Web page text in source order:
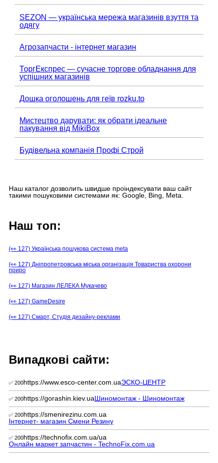
SEZON — українська мережа магазинів взуття та
одягу
Агрозапчасти - інтернет магазин
ТоргЕкспрес — сучасне торгове обладнання для
успішних магазинів
Дошка оголошень для геїв rozku.to
Мистецтво дарувати: як обрати ідеальне
пакування від MikiBox
Будівельна компанія Профі Строй
Наш каталог дозволить швидше проіндексувати ваш сайт
такими пошуковими системами як: Google, Bing, Meta.
Наш топ:
(👀 127) Українська пошукова система meta
(👀 127) Дніпропетровська міська організація Товариства охорони
приро
(👀 127) Магазин ЛЕЛЕКА Мукачево
(👀 127) GameDesire
(👀 127) Смарт, Студія дизайну-реклами
Випадкові сайти:
✅ 200https://www.esco-center.com.uaЭСКО-ЦЕНТР
✅ 200https://gorashin.kiev.uaШиномонтаж - Шиномонтаж
✅ 200https://smenirezinu.com.ua
Інтернет- магазин Смени Резину
✅ 200https://technofix.com.ua/ua
Онлайн маркет запчастин - TechnoFix.com.ua